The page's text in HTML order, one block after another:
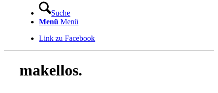
Suche
Menü Menü
Link zu Facebook
makellos.